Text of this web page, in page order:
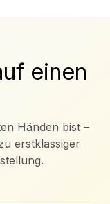
einen
Händen bist –
erstklassiger